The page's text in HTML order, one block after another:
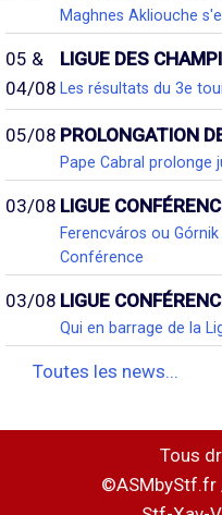
Maghnes Akliouche
05 &
04/08
LIGUE DES
Les résultats du 3e
05/08 PROLONGATION
Pape Cabral prolonge
03/08 LIGUE
Ferencváros ou
Conférence
03/08 LIGUE
Qui en barrage de la
Toutes les news...
Tous
©ASMbyStf.fr